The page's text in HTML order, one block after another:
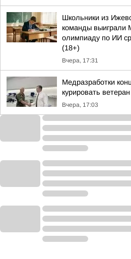
Школьники из
команды выиграли
олимпиаду по ИИ
(18+)
Вчера, 17:31
Медразработки
курировать
Вчера, 17:03